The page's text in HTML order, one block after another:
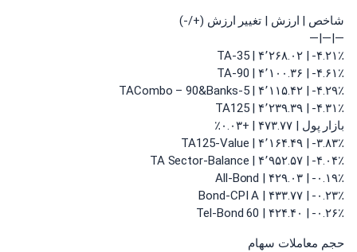
شاخص | ارزش | تغییر ارزش (+/-)
—|—|—
TA-35 | ۴٬۲۶۸.۰۲ | -۴.۲۱٪
TA-90 | ۴٬۱۰۰.۳۶ | -۴.۶۱٪
TACombo – 90&Banks-5 | ۴٬۱۱۵.۴۲ | -۴.۲۹٪
TA125 | ۴٬۲۳۹.۳۹ | -۴.۳۱٪
بازار پول | ۴۷۳.۷۷ | +۰.۰۳٪
TA125-Value | ۴٬۱۶۴.۴۹ | -۳.۸۳٪
TA Sector-Balance | ۴٬۹۵۲.۵۷ | -۴.۰۴٪
All-Bond | ۴۲۹.۰۳ | -۰.۱۹٪
Bond-CPI A | ۴۳۳.۷۷ | -۰.۲۳٪
Tel-Bond 60 | ۴۲۴.۴۰ | -۰.۲۶٪
حجم معاملات سهام